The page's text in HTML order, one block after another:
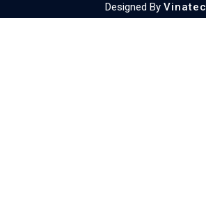
Designed By Vinatec